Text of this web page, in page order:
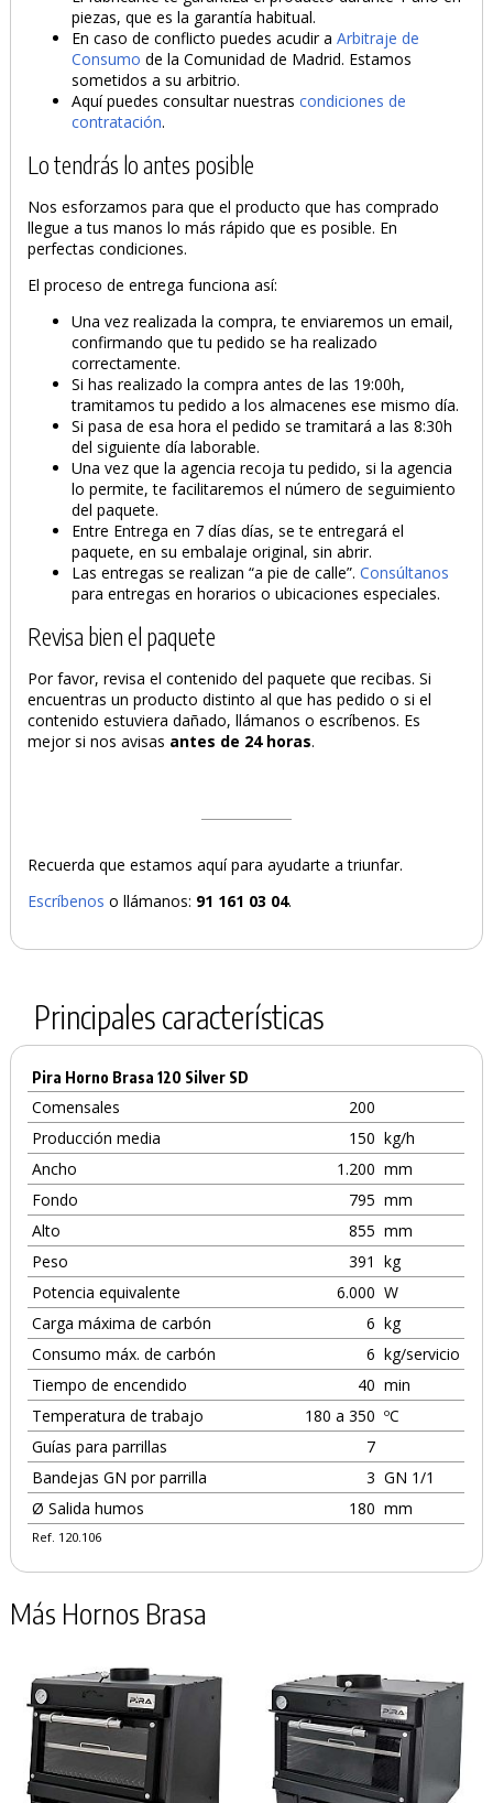
piezas, que es la garantía habitual.
En caso de conflicto puedes acudir aArbitraje de
Consumo de la Comunidad de Madrid. Estamos
sometidos a su arbitrio.
Aquí puedes consultar nuestrascondiciones de
contratación.
Lo tendrás lo antes posible
Nos esforzamos para que el producto que has comprado
llegue a tus manos lo más rápido que es posible. En
perfectas condiciones.
El proceso de entrega funciona así:
Una vez realizada la compra, te enviaremos un email,
confirmando que tu pedido se ha realizado
correctamente.
Si has realizado la compra antes de las 19:00h,
tramitamos tu pedido a los almacenes ese mismo día.
Si pasa de esa hora el pedido se tramitará a las 8:30h
del siguiente día laborable.
Una vez que la agencia recoja tu pedido, si la agencia
lo permite, te facilitaremos el número de seguimiento
del paquete.
Entre Entrega en 7 días días, se te entregará el
paquete, en su embalaje original, sin abrir.
Las entregas se realizan “a pie de calle”.Consúltanos
para entregas en horarios o ubicaciones especiales.
Revisa bien el paquete
Por favor, revisa el contenido del paquete que recibas. Si
encuentras un producto distinto al que has pedido o si el
contenido estuviera dañado, llámanos o escríbenos. Es
mejor si nos avisas antes de 24 horas.
Recuerda que estamos aquí para ayudarte a triunfar.
Escríbenos o llámanos: 91 161 03 04.
Principales características
Pira Horno Brasa 120 Silver SD
Comensales
200
Producción media
150 kg/h
Ancho
1.200 mm
Fondo
795 mm
Alto
855 mm
Peso
391
kg
Potencia equivalente
6.000 W
Carga máxima de carbón
6 kg
Consumo máx. de carbón
6 kg/servicio
Tiempo de encendido
40 min
Temperatura de trabajo
180 a 350 ºC
Guías para parrillas
7
Bandejas GN por parrilla
3 GN 1/1
Ø Salida humos
180 mm
Ref. 120.106
Más Hornos Brasa